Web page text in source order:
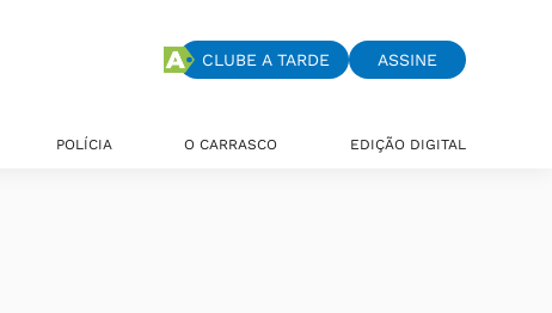
CLUBE A TARDE ASSINE
POLÍCIA O CARRASCO EDIÇÃO DIGITAL